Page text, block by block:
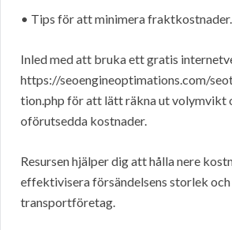
• Tips för att minimera fraktkostnader.
Inled med att bruka ett gratis
https://seoengineoptimations.com/
tion.php för att lätt räkna ut volymvikt
oförutsedda kostnader.
Resursen hjälper dig att hålla nere
effektivisera försändelsens storlek
transportföretag.